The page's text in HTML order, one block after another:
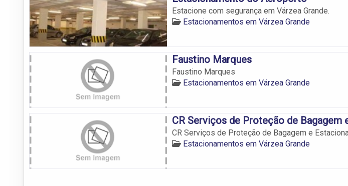
Estacione com segurança em Várzea Grande.
Estacionamentos em Várzea Grande
Faustino Marques
Faustino Marques
Estacionamentos em Várzea Grande
CR Serviços de Proteção de Bagagem
CR Serviços de Proteção de Bagagem e
Estacionamentos em Várzea Grande